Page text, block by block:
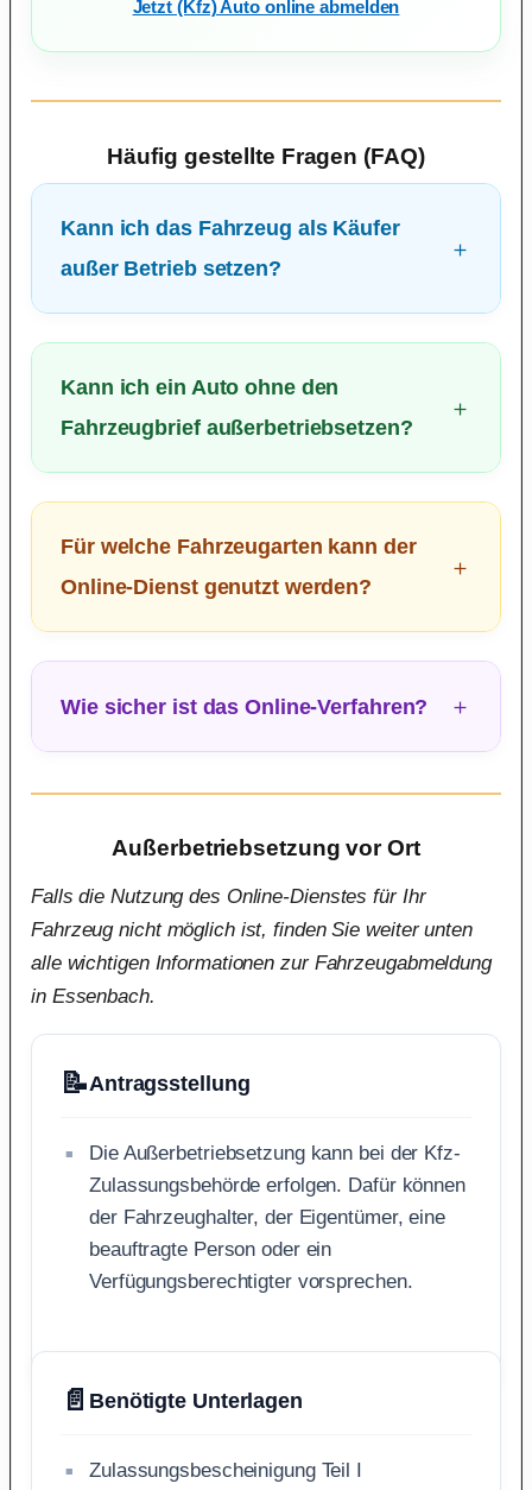
Jetzt (Kfz) Auto online abmelden
Häufig gestellte Fragen (FAQ)
Kann ich das Fahrzeug als Käufer
außer Betrieb setzen?
Kann ich ein Auto ohne den
Fahrzeugbrief außerbetriebsetzen?
Für welche Fahrzeugarten kann der
Online-Dienst genutzt werden?
Wie sicher ist das Online-Verfahren?
Außerbetriebsetzung vor Ort
Falls die Nutzung des Online-Dienstes für Ihr
Fahrzeug nicht möglich ist, finden Sie weiter unten
alle wichtigen Informationen zur Fahrzeugabmeldung
in Essenbach.
📝Antragsstellung
Die Außerbetriebsetzung kann bei der Kfz-
Zulassungsbehörde erfolgen. Dafür können
der Fahrzeughalter, der Eigentümer, eine
beauftragte Person oder ein
Verfügungsberechtigter vorsprechen.
📄 Benötigte Unterlagen
Zulassungsbescheinigung Teil I